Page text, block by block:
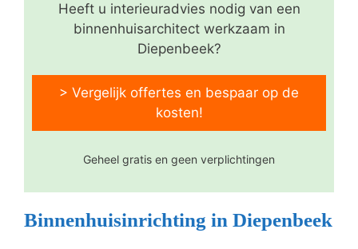
Heeft u interieuradvies nodig van een
binnenhuisarchitect werkzaam in
Diepenbeek?
> Vergelijk offertes en bespaar op de
kosten!
Geheel gratis en geen verplichtingen
Binnenhuisinrichting in Diepenbeek